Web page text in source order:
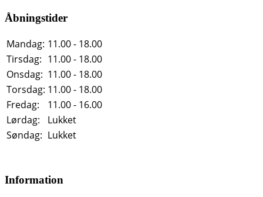
Åbningstider
Mandag: 11.00 - 18.00
Tirsdag: 11.00 - 18.00
Onsdag: 11.00 - 18.00
Torsdag: 11.00 - 18.00
Fredag:
11.00 - 16.00
Lørdag:
Lukket
Søndag: Lukket
Information